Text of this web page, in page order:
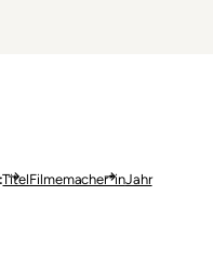
TitelFilmemacher*inJahr